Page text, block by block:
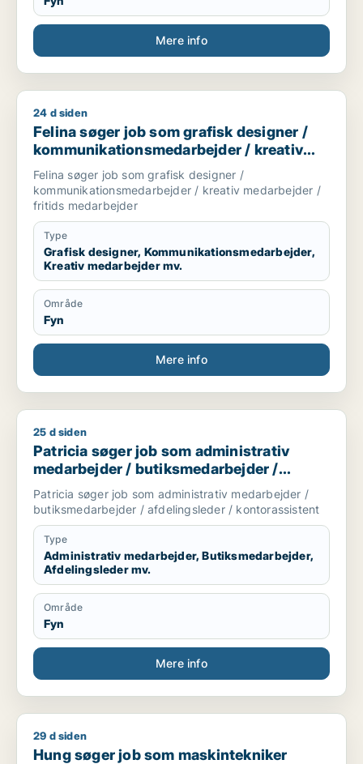
Mere info
Felina søger job som grafisk designer /
24 d siden
Felina søger job som grafisk designer /
kommunikationsmedarbejder / kreativ
medarbejder / fritids medarbejder
Felina søger job som grafisk designer /
kommunikationsmedarbejder / kreativ medarbejder /
fritids medarbejder
Type
Grafisk designer, Kommunikationsmedarbejder,
Kreativ medarbejder mv.
Område
Fyn
Mere info
Patricia søger job som administrativ medarbejder /
25 d siden
Patricia søger job som administrativ
medarbejder / butiksmedarbejder /
afdelingsleder / kontorassistent
Patricia søger job som administrativ medarbejder /
butiksmedarbejder / afdelingsleder / kontorassistent
Type
Administrativ medarbejder, Butiksmedarbejder,
Afdelingsleder mv.
Område
Fyn
Mere info
Hung søger job som maskintekniker
29 d siden
Hung søger job som maskintekniker